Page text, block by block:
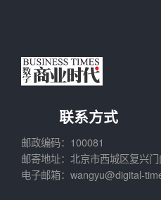
联系方式
邮政编码：100081
邮寄地址：北京市西城区复兴
电子邮箱：wangyu@digital-